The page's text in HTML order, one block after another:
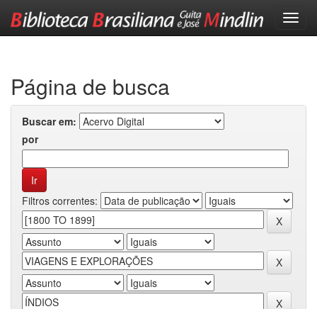
Página de busca
Buscar em:
por
Filtros correntes: